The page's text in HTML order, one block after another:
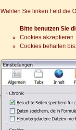
Wählen Sie linken Feld die
Bitte benutzen Sie
Cookies akzeptieren
Cookies behalten